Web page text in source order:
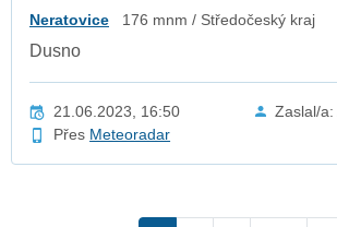
Neratovice 176 mnm / Středočeský kraj
Dusno
21.06.2023, 16:50
Zaslal/a:
Přes Meteoradar